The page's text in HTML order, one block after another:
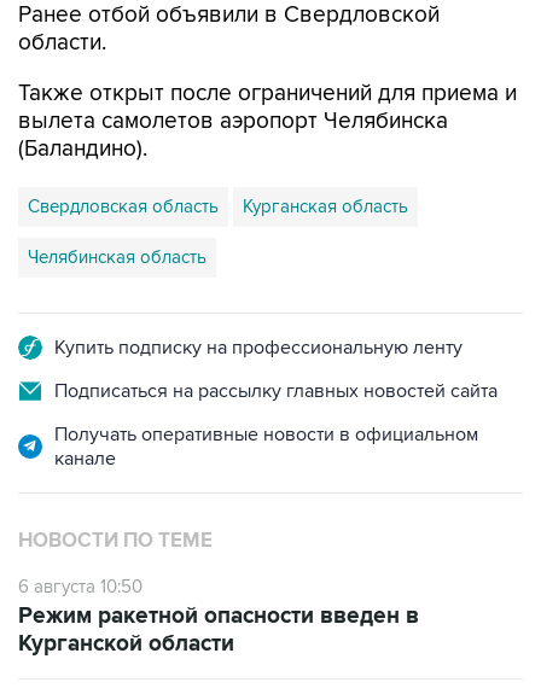
Ранее отбой объявили в Свердловской
области.
Также открыт после ограничений для приема и
вылета самолетов аэропорт Челябинска
(Баландино).
Свердловская область Курганская область
Челябинская область
Купить подписку на профессиональную ленту
Подписаться на рассылку главных новостей сайта
Получать оперативные новости в официальном
канале
НОВОСТИ ПО ТЕМЕ
6 августа 10:50
Режим ракетной опасности введен в
Курганской области